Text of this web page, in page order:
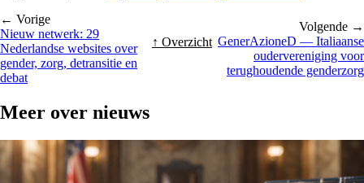
← Vorige
Nieuw netwerk: 29
Nederlandse websites over
gender, zorg, detransitie en
debat
↑ Overzicht
Volgende →
GenerAzioneD — Italiaanse
oudervereniging voor
terughoudende genderzorg
Meer over nieuws